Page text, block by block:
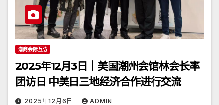
潮商会际互访
2025年12月3日｜美国潮州会馆林会长率
团访日 中美日三地经济合作进行交流
2025年12月6日 ADMIN